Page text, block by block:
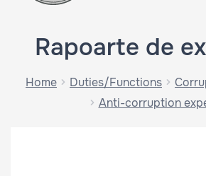
Rapoarte de
Home Duties/Functions
Anti-corruption